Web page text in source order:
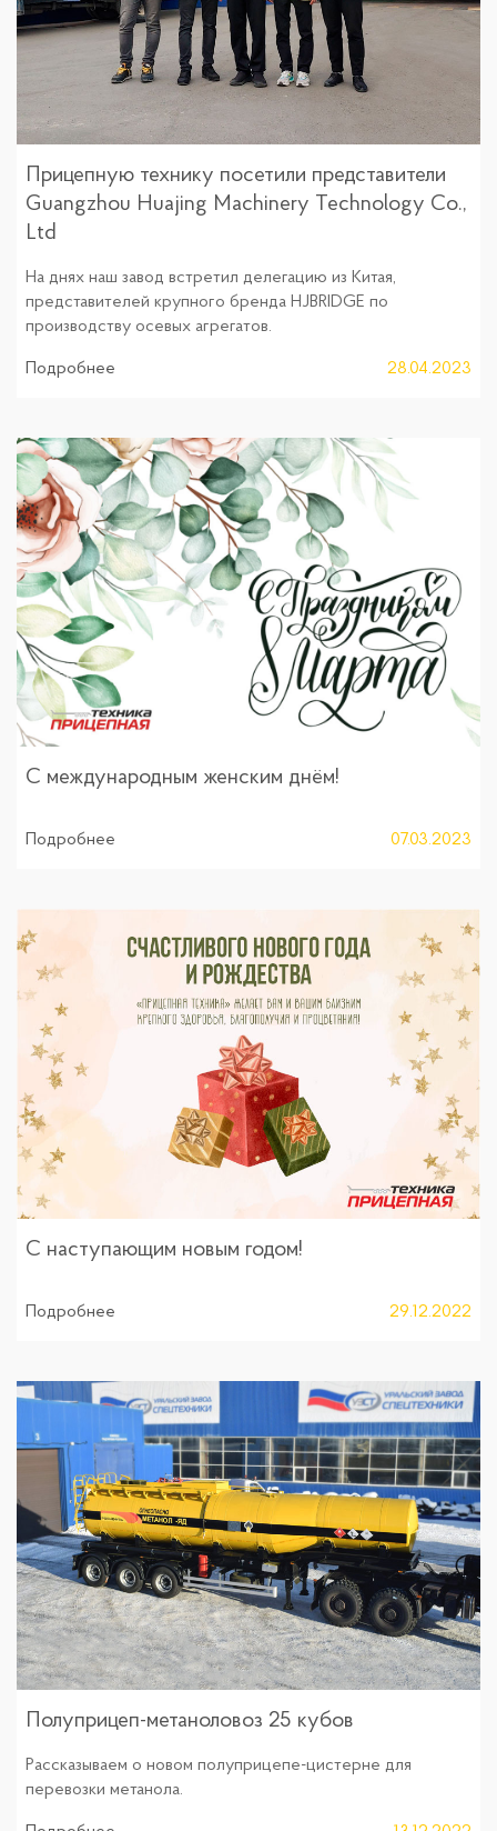
Прицепную технику посетили представители
Guangzhou Huajing Machinery Technology Co.,
Ltd
На днях наш завод встретил делегацию из Китая,
представителей крупного бренда HJBRIDGE по
производству осевых агрегатов.
Подробнее 28.04.2023
С международным женским днём!
Подробнее 07.03.2023
С наступающим новым годом!
Подробнее 29.12.2022
Полуприцеп-метаноловоз 25 кубов
Рассказываем о новом полуприцепе-цистерне для
перевозки метанола.